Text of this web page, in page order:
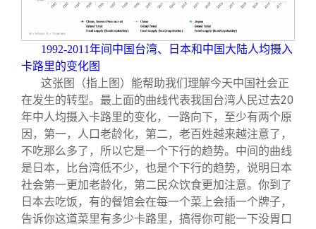
1992-2011年间中国台湾、日本和中国大陆人均摄入
卡路里的变化图
这张图（指上图）能帮助我们理解今天中国社会正
在发生的转型。最上面的曲线代表我国台湾人民过去20
年中人均摄入卡路里的变化，一路向下，至少有两个原
因，第一，人口老龄化，第二，老百姓越来越注意了，
不吃那么多了，所以它是一个下行的趋势。中间的曲线
是日本，比台湾低不少，也是个下行的趋势，说明日本
社会第一更加老龄化，第二民众饮食更加注意。你到了
日本去吃饭，有的餐馆会在每一个菜上会插一个牌子，
告诉你这道菜里有多少卡路里，搞得你可能一下没胃口